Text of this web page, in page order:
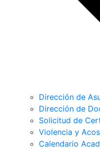
Dirección de
Dirección de
Solicitud de
Violencia y
Calendario